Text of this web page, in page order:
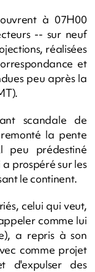
à 07H00
-- sur neuf
réalisées
et
peu après la
scandale de
la pente
peu prédestiné
prospéré sur les
le continent.
celui qui veut,
comme lui
a repris à son
comme projet
d'expulser des